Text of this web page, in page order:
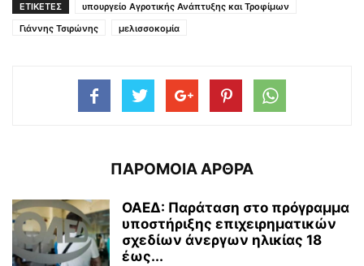
ΕΤΙΚΕΤΕΣ
υπουργείο Αγροτικής Ανάπτυξης και Τροφίμων
Γιάννης Τσιρώνης
μελισσοκομία
ΠΑΡΟΜΟΙΑ ΑΡΘΡΑ
ΟΑΕΔ: Παράταση στο πρόγραμμα
υποστήριξης επιχειρηματικών
σχεδίων άνεργων ηλικίας 18
έως...